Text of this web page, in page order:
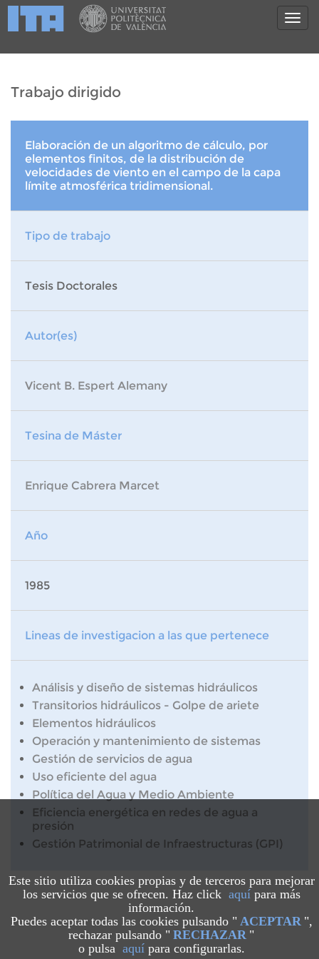
Este sitio utiliza cookies propias y de terceros para mejorar
los servicios que se ofrecen. Haz click aquípara más
información.
Puedes aceptar todas las cookies pulsando " ACEPTAR ",
rechazar pulsando " RECHAZAR "
o pulsa aquípara configurarlas.
Trabajo dirigido
Elaboración de un algoritmo de cálculo, por
elementos finitos, de la distribución de
velocidades de viento en el campo de la capa
límite atmosférica tridimensional.
Tipo de trabajo
Tesis Doctorales
Autor(es)
Vicent B. Espert Alemany
Tesina de Máster
Enrique Cabrera Marcet
Año
1985
Lineas de investigacion a las que pertenece
Análisis y diseño de sistemas hidráulicos
Transitorios hidráulicos - Golpe de ariete
Elementos hidráulicos
Operación y mantenimiento de sistemas
Gestión de servicios de agua
Uso eficiente del agua
Política del Agua y Medio Ambiente
Eficiencia energética en redes de agua a
presión
Gestión Patrimonial de Infraestructuras (GPI)